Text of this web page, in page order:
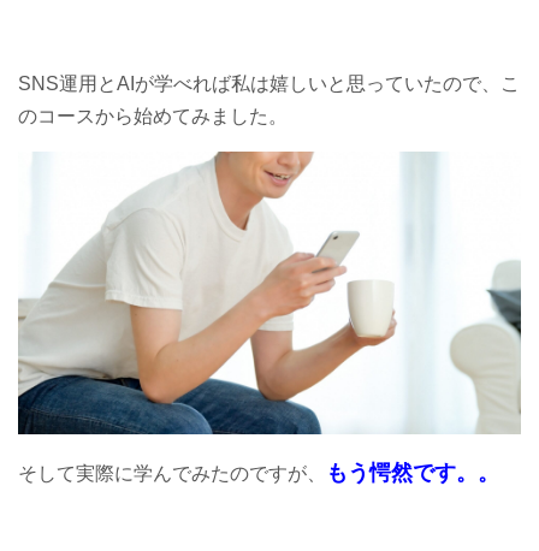
SNS運用とAIが学べれば私は嬉しいと思っていたので、こ
のコースから始めてみました。
そして実際に学んでみたのですが、 もう愕然です。。